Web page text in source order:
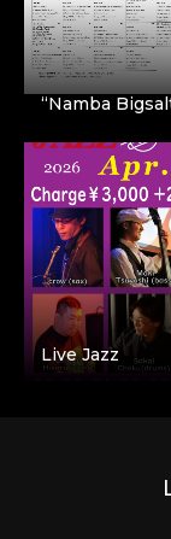
“Namba
Live Jazz